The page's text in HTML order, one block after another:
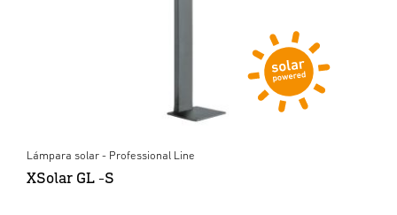
Lámpara solar - Professional Line
XSolar GL -S